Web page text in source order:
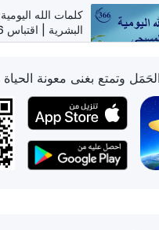
كلمات الله
البشرية | اقتباس 366
10:22
كلمات الله
البشرية | اقتباس 367
وتمتع بغنى معونة الحياة